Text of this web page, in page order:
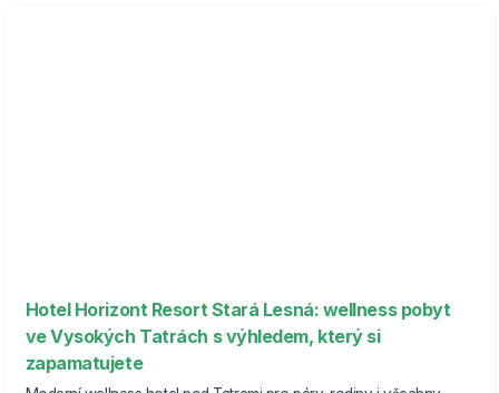
Hotel Horizont Resort Stará Lesná: wellness pobyt
ve Vysokých Tatrách s výhledem, který si
zapamatujete